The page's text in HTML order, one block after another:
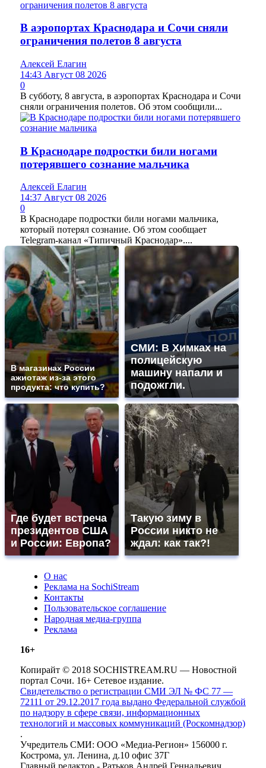
В аэропортах Краснодара и Сочи сняли
ограничения полетов 8 августа
Алексей Елагин
14:43 Август 08 2026
0
В субботу, 8 августа, в аэропортах Краснодара и Сочи
сняли ограничения полетов. Об этом сообщили...
В Краснодаре подростки били ногами
потерявшего сознание мальчика
Алексей Елагин
14:37 Август 08 2026
0
В Краснодаре подростки били ногами мальчика,
который потерял сознание. Об этом сообщает
Telegram-канал «Типичный Краснодар»....
В магазинах России
ажиотаж из-за этого
продукта: что купить?
СМИ: В Химках на
полицейскую
машину напали и
подожгли.
Где будет встреча
президентов США
и России: Европа?
Такую зиму в
России никто не
ждал: как так?!
О нас
Реклама на SochiStream
Контакты
Пользовательское соглашение
Народная медиа-группа
Реклама
16+
Копирайт © 2018 SOCHISTREAM.RU — Новостной
портал Сочи. 16+ Сетевое издание.
Свидетельство о регистрации СМИ ЭЛ № ФС 77 —
72111 от 29.12.2017 года выдано Федеральной службой
по надзору в сфере связи, информационных
технологий и массовых коммуникаций (Роскомнадзор)
.
Учредитель СМИ: ООО «Медиа-Регион» 156000 г.
Кострома, ул. Ленина, д.10 офис 37Г